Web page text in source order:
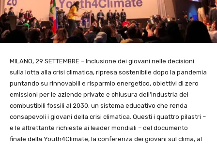
MILANO, 29 SETTEMBRE – Inclusione dei giovani nelle decisioni
sulla lotta alla crisi climatica, ripresa sostenibile dopo la pandemia
puntando su rinnovabili e risparmio energetico, obiettivi di zero
emissioni per le aziende private e chiusura dell’industria dei
combustibili fossili al 2030, un sistema educativo che renda
consapevoli i giovani della crisi climatica. Questi i quattro pilastri –
e le altrettante richieste ai leader mondiali – del documento
finale della Youth4Climate, la conferenza dei giovani sul clima, al